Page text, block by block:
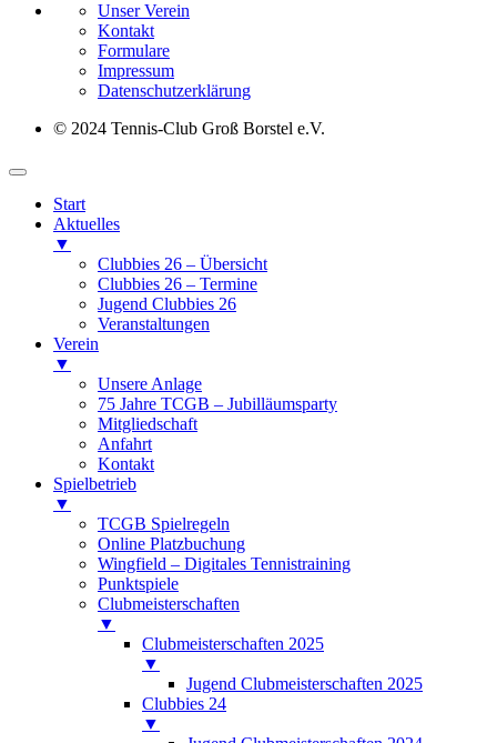
Unser Verein
Kontakt
Formulare
Impressum
Datenschutz­erklärung
© 2024 Tennis-Club Groß Borstel e.V.
Start
Aktuelles
▼
Clubbies 26 – Übersicht
Clubbies 26 – Termine
Jugend Clubbies 26
Veranstaltungen
Verein
▼
Unsere Anlage
75 Jahre TCGB – Jubilläumsparty
Mitgliedschaft
Anfahrt
Kontakt
Spielbetrieb
▼
TCGB Spielregeln
Online Platzbuchung
Wingfield – Digitales Tennistraining
Punktspiele
Clubmeisterschaften
▼
Clubmeisterschaften 2025
▼
Jugend Clubmeisterschaften 2025
Clubbies 24
▼